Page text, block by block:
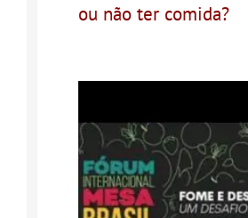
ou não ter comida?